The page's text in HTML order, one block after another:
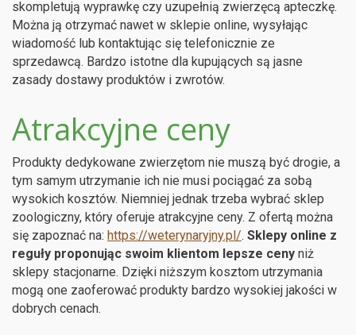
skompletują wyprawkę czy uzupełnią zwierzęcą apteczkę.
Można ją otrzymać nawet w sklepie online, wysyłając
wiadomość lub kontaktując się telefonicznie ze
sprzedawcą. Bardzo istotne dla kupujących są jasne
zasady dostawy produktów i zwrotów.
Atrakcyjne ceny
Produkty dedykowane zwierzętom nie muszą być drogie, a
tym samym utrzymanie ich nie musi pociągać za sobą
wysokich kosztów. Niemniej jednak trzeba wybrać sklep
zoologiczny, który oferuje atrakcyjne ceny. Z ofertą można
się zapoznać na: https://weterynaryjny.pl/. Sklepy online z
reguły proponując swoim klientom lepsze ceny niż
sklepy stacjonarne. Dzięki niższym kosztom utrzymania
mogą one zaoferować produkty bardzo wysokiej jakości w
dobrych cenach.